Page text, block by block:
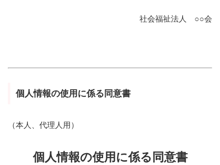
社会福祉法人 ○○会
個人情報の使用に係る同意書
（本人、代理人用）
個人情報の使用に係る同意書